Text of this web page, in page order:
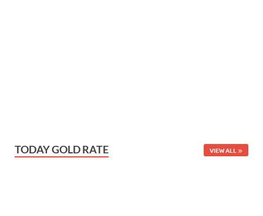
TODAY GOLD RATE VIEW ALL